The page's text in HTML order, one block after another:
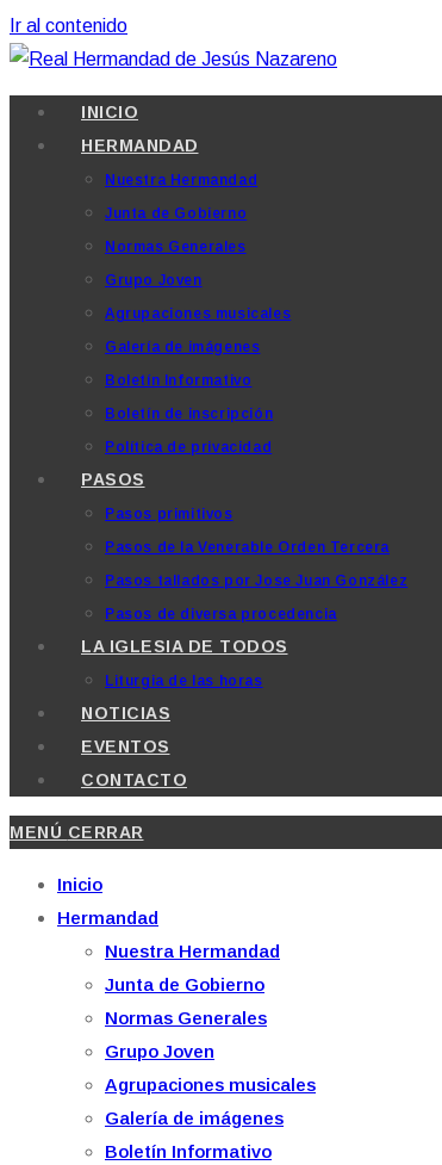
Ir al contenido
INICIO
HERMANDAD
Nuestra Hermandad
Junta de Gobierno
Normas Generales
Grupo Joven
Agrupaciones musicales
Galería de imágenes
Boletín Informativo
Boletín de inscripción
Política de privacidad
PASOS
Pasos primitivos
Pasos de la Venerable Orden Tercera
Pasos tallados por Jose Juan González
Pasos de diversa procedencia
LA IGLESIA DE TODOS
Liturgia de las horas
NOTICIAS
EVENTOS
CONTACTO
MENÚ CERRAR
Inicio
Hermandad
Nuestra Hermandad
Junta de Gobierno
Normas Generales
Grupo Joven
Agrupaciones musicales
Galería de imágenes
Boletín Informativo